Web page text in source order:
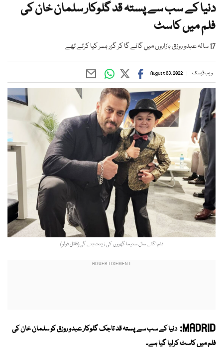
دنیا کے سب سے پستہ قد گلوکار سلمان خان کی
فلم میں کاسٹ
17 سالہ عبدو روزق بازاروں میں گانے گا کر گزر بسر کیا کرتے تھے
ویب ڈیسک August 03, 2022
فلم اگلے سال سنیما گھروں کی زینت بنے گی(فائل فوٹو)
MADRID: دنیا کے سب سے پستہ قد تاجک گلوکار عبدو روزق کو سلمان خان کی
فلم میں کاسٹ کرلیا گیا ہے۔